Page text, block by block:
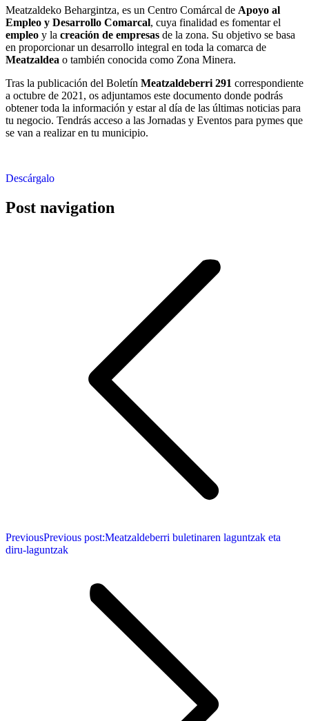
Meatzaldeko Behargintza, es un Centro Comárcal de Apoyo al
Empleo y Desarrollo Comarcal, cuya finalidad es fomentar el
empleo y la creación de empresas de la zona. Su objetivo se basa
en proporcionar un desarrollo integral en toda la comarca de
Meatzaldea o también conocida como Zona Minera.
Tras la publicación del Boletín Meatzaldeberri 291 correspondiente
a octubre de 2021, os adjuntamos este documento donde podrás
obtener toda la información y estar al día de las últimas noticias para
tu negocio. Tendrás acceso a las Jornadas y Eventos para pymes que
se van a realizar en tu municipio.
Descárgalo
Post navigation
PreviousPrevious post:Meatzaldeberri buletinaren laguntzak eta
diru-laguntzak